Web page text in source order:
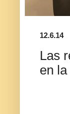
12.6.14
Las
en